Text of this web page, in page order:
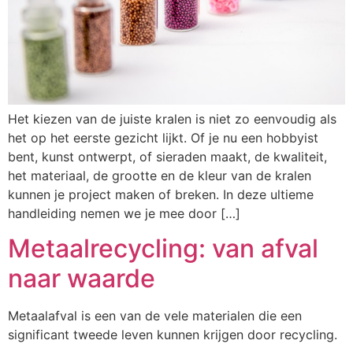
Het kiezen van de juiste kralen is niet zo eenvoudig als
het op het eerste gezicht lijkt. Of je nu een hobbyist
bent, kunst ontwerpt, of sieraden maakt, de kwaliteit,
het materiaal, de grootte en de kleur van de kralen
kunnen je project maken of breken. In deze ultieme
handleiding nemen we je mee door […]
Metaalrecycling: van afval
naar waarde
Metaalafval is een van de vele materialen die een
significant tweede leven kunnen krijgen door recycling.